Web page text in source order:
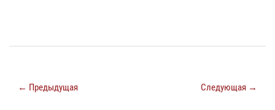
← Предыдущая Следующая →